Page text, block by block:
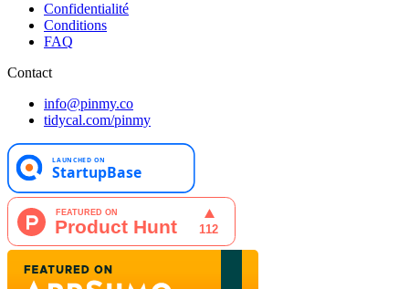
Confidentialité
Conditions
FAQ
Contact
info@pinmy.co
tidycal.com/pinmy